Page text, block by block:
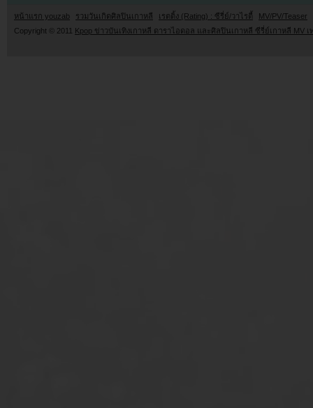
หน้าแรก youzab รวมวันเกิดศิลปินเกาหลี เรตติ้ง (Rating) : ซีรี่ย์/วาไรตี้
MV/PV/Teaser
Copyright © 2011 Kpop ข่าวบันเทิงเกาหลี ดาราไอดอล และศิลปินเกาหลี ซีรี่ย์เกาหลี MV